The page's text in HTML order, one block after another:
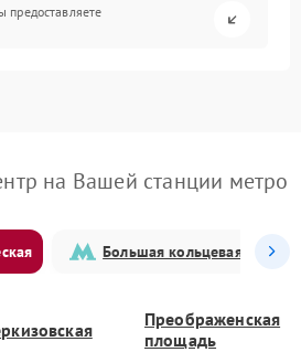
на Вашей станции метро
Большая кольцевая
Преображенская
площадь